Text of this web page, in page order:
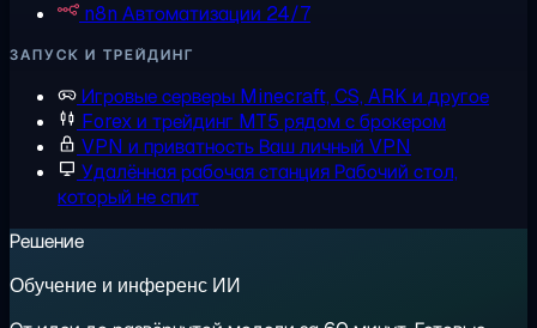
n8n Автоматизации 24/7
ЗАПУСК И ТРЕЙДИНГ
Игровые серверы Minecraft, CS, ARK и другое
Forex и трейдинг MT5 рядом с брокером
VPN и приватностьВаш личный VPN
Удалённая рабочая станцияРабочий стол,
который не спит
Решение
Обучение и инференс ИИ